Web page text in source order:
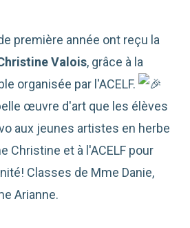
première année ont reçu la
Valois, grâce à la
organisée par l'ACELF.
œuvre d'art que les élèves
aux jeunes artistes en herbe
Christine et à l'ACELF pour
Classes de Mme Danie,
Arianne.